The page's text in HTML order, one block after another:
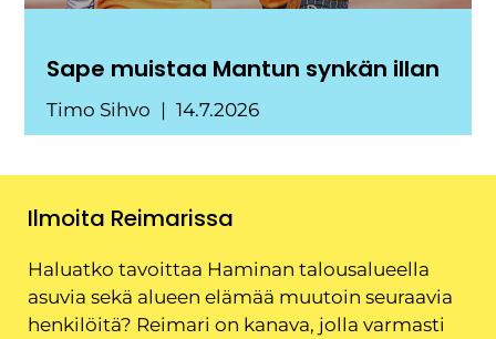
Sape muistaa Mantun synkän illan
Timo Sihvo 14.7.2026
Ilmoita Reimarissa
Haluatko tavoittaa Haminan talousalueella
asuvia sekä alueen elämää muutoin seuraavia
henkilöitä? Reimari on kanava, jolla varmasti